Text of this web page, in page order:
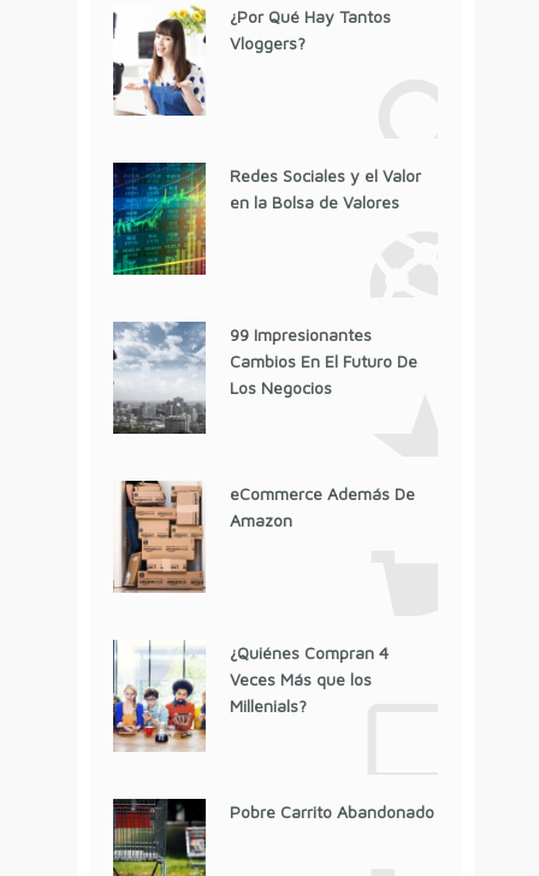
¿Por Qué Hay Tantos
Vloggers?
Redes Sociales y el Valor
en la Bolsa de Valores
99 Impresionantes
Cambios En El Futuro De
Los Negocios
eCommerce Además De
Amazon
¿Quiénes Compran 4
Veces Más que los
Millenials?
Pobre Carrito Abandonado